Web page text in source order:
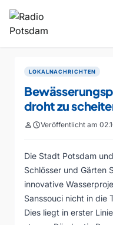
LOKALNACHRICHTEN
droht zu
personscheduleVeröffentlicht am
Die Stadt Potsdam
Schlösser und Gärten
innovative
Sanssouci nicht in die
Dies liegt in erster